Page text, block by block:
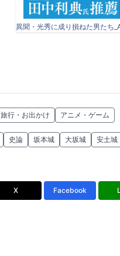
旅行・お出かけ アニメ・ゲーム
史論 坂本城 大坂城 安土城
X Facebook